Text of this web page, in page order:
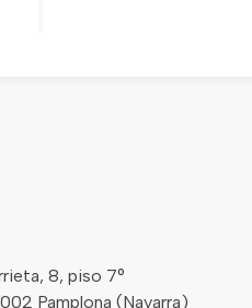
8, piso 7°
Pamplona (Navarra)